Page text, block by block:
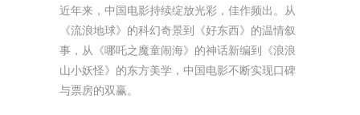
近年来，中国电影持续绽放光彩，佳作频出。从
《流浪地球》的科幻奇景到《好东西》的温情叙
事，从《哪吒之魔童闹海》的神话新编到《浪浪
山小妖怪》的东方美学，中国电影不断实现口碑
与票房的双赢。